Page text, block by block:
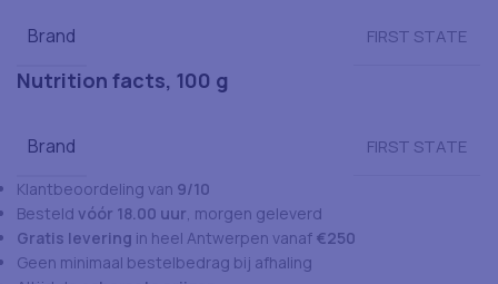
Brand FIRST STATE
Nutrition facts, 100 g
Brand FIRST STATE
Klantbeoordeling van 9/10
Besteld vóór 18.00 uur, morgen geleverd
Gratis levering in heel Antwerpen vanaf €250
Geen minimaal bestelbedrag bij afhaling